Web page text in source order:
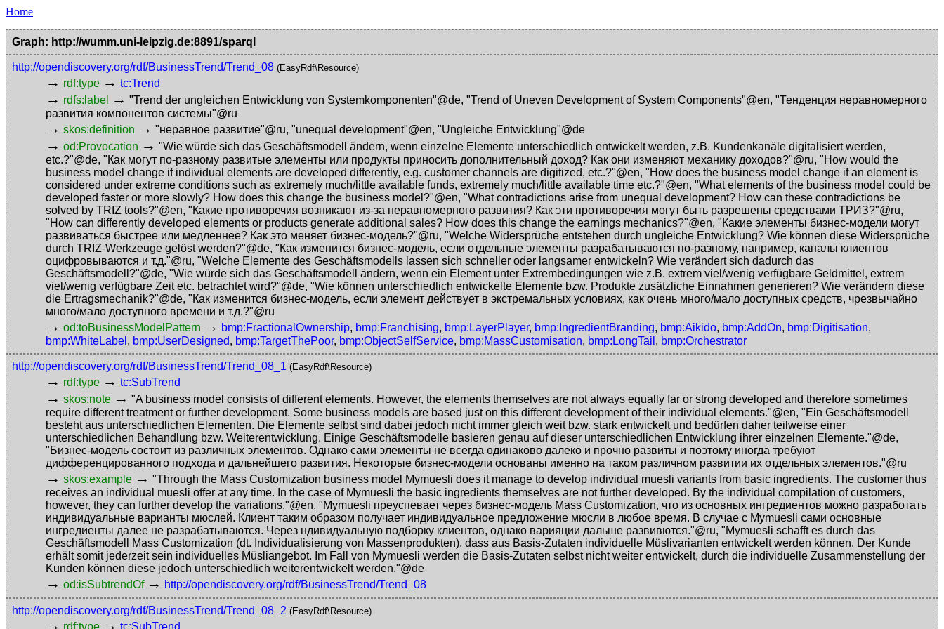
Home
Graph: http://wumm.uni-leipzig.de:8891/sparql
http://opendiscovery.org/rdf/BusinessTrend/Trend_08 (EasyRdf\Resource)
→ rdf:type → tc:Trend
→ rdfs:label → "Trend der ungleichen Entwicklung von Systemkomponenten"@de, "Trend of Uneven Development of System Components"@en, "Тенденция неравномерного
развития компонентов системы"@ru
→ skos:definition → "неравное развитие"@ru, "unequal development"@en, "Ungleiche Entwicklung"@de
→ od:Provocation → "Wie würde sich das Geschäftsmodell ändern, wenn einzelne Elemente unterschiedlich entwickelt werden, z.B. Kundenkanäle digitalisiert werden,
etc.?"@de, "Как могут по-разному развитые элементы или продукты приносить дополнительный доход? Как они изменяют механику доходов?"@ru, "How would the
business model change if individual elements are developed differently, e.g. customer channels are digitized, etc.?"@en, "How does the business model change if an element is
considered under extreme conditions such as extremely much/little available funds, extremely much/little available time etc.?"@en, "What elements of the business model could be
developed faster or more slowly? How does this change the business model?"@en, "What contradictions arise from unequal development? How can these contradictions be
solved by TRIZ tools?"@en, "Какие противоречия возникают из-за неравномерного развития? Как эти противоречия могут быть разрешены средствами ТРИЗ?"@ru,
"How can differently developed elements or products generate additional sales? How does this change the earnings mechanics?"@en, "Какие элементы бизнес-модели могут
развиваться быстрее или медленнее? Как это меняет бизнес-модель?"@ru, "Welche Widersprüche entstehen durch ungleiche Entwicklung? Wie können diese Widersprüche
durch TRIZ-Werkzeuge gelöst werden?"@de, "Как изменится бизнес-модель, если отдельные элементы разрабатываются по-разному, например, каналы клиентов
оцифровываются и т.д."@ru, "Welche Elemente des Geschäftsmodells lassen sich schneller oder langsamer entwickeln? Wie verändert sich dadurch das
Geschäftsmodell?"@de, "Wie würde sich das Geschäftsmodell ändern, wenn ein Element unter Extrembedingungen wie z.B. extrem viel/wenig verfügbare Geldmittel, extrem
viel/wenig verfügbare Zeit etc. betrachtet wird?"@de, "Wie können unterschiedlich entwickelte Elemente bzw. Produkte zusätzliche Einnahmen generieren? Wie verändern diese
die Ertragsmechanik?"@de, "Как изменится бизнес-модель, если элемент действует в экстремальных условиях, как очень много/мало доступных средств, чрезвычайно
много/мало доступного времени и т.д.?"@ru
→ od:toBusinessModelPattern → bmp:FractionalOwnership, bmp:Franchising, bmp:LayerPlayer, bmp:IngredientBranding, bmp:Aikido, bmp:AddOn, bmp:Digitisation,
bmp:WhiteLabel , bmp:UserDesigned, bmp:TargetThePoor, bmp:ObjectSelfService, bmp:MassCustomisation, bmp:LongTail , bmp:Orchestrator
http://opendiscovery.org/rdf/BusinessTrend/Trend_08_1 (EasyRdf\Resource)
→ rdf:type → tc:SubTrend
→ skos:note → "A business model consists of different elements. However, the elements themselves are not always equally far or strong developed and therefore sometimes
require different treatment or further development. Some business models are based just on this different development of their individual elements."@en, "Ein Geschäftsmodell
besteht aus unterschiedlichen Elementen. Die Elemente selbst sind dabei jedoch nicht immer gleich weit bzw. stark entwickelt und bedürfen daher teilweise einer
unterschiedlichen Behandlung bzw. Weiterentwicklung. Einige Geschäftsmodelle basieren genau auf dieser unterschiedlichen Entwicklung ihrer einzelnen Elemente."@de,
"Бизнес-модель состоит из различных элементов. Однако сами элементы не всегда одинаково далеко и прочно развиты и поэтому иногда требуют
дифференцированного подхода и дальнейшего развития. Некоторые бизнес-модели основаны именно на таком различном развитии их отдельных элементов."@ru
→ skos:example → "Through the Mass Customization business model Mymuesli does it manage to develop individual muesli variants from basic ingredients. The customer thus
receives an individual muesli offer at any time. In the case of Mymuesli the basic ingredients themselves are not further developed. By the individual compilation of customers,
however, they can further develop the variations."@en, "Mymuesli преуспевает через бизнес-модель Mass Customization, что из основных ингредиентов можно разработать
индивидуальные варианты мюслей. Клиент таким образом получает индивидуальное предложение мюсли в любое время. В случае с Mymuesli сами основные
ингредиенты далее не разрабатываются. Через ндивидуальную подборку клиентов, однако варияции дальше развивются."@ru, "Mymuesli schafft es durch das
Geschäftsmodell Mass Customization (dt. Individualisierung von Massenprodukten), dass aus Basis-Zutaten individuelle Müslivarianten entwickelt werden können. Der Kunde
erhält somit jederzeit sein individuelles Müsliangebot. Im Fall von Mymuesli werden die Basis-Zutaten selbst nicht weiter entwickelt, durch die individuelle Zusammenstellung der
Kunden können diese jedoch unterschiedlich weiterentwickelt werden."@de
→ od:isSubtrendOf → http://opendiscovery.org/rdf/BusinessTrend/Trend_08
http://opendiscovery.org/rdf/BusinessTrend/Trend_08_2 (EasyRdf\Resource)
→ rdf:type → tc:SubTrend